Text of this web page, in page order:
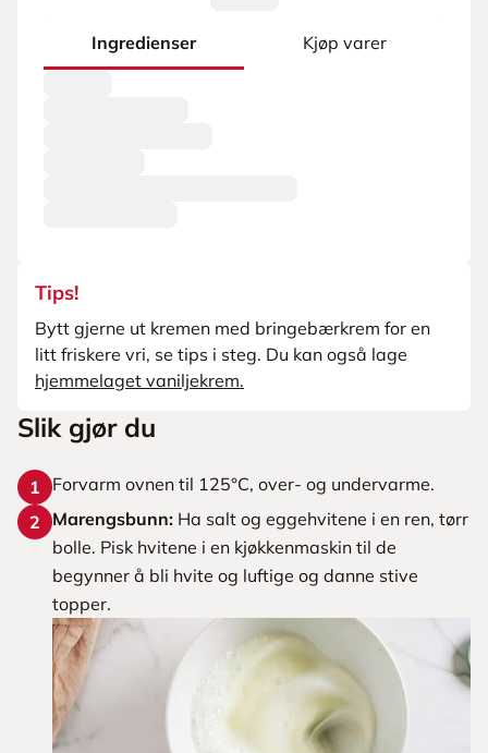
Ingredienser Kjøp varer
Tips!
Bytt gjerne ut kremen med bringebærkrem for en
litt friskere vri, se tips i steg. Du kan også lage
hjemmelaget vaniljekrem.
Slik gjør du
1
Forvarm ovnen til 125°C, over- og undervarme.
2
Marengsbunn: Ha salt og eggehvitene i en ren, tørr
bolle. Pisk hvitene i en kjøkkenmaskin til de
begynner å bli hvite og luftige og danne stive
topper.